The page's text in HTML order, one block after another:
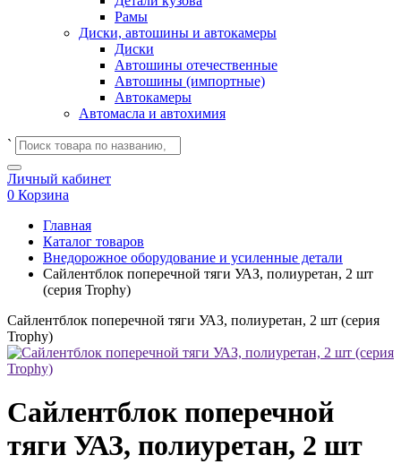
Рамы
Диски, автошины и автокамеры
Диски
Автошины отечественные
Автошины (импортные)
Автокамеры
Автомасла и автохимия
`
Личный кабинет
0 Корзина
Главная
Каталог товаров
Внедорожное оборудование и усиленные детали
Сайлентблок поперечной тяги УАЗ, полиуретан, 2 шт
(серия Trophy)
Сайлентблок поперечной тяги УАЗ, полиуретан, 2 шт (серия
Trophy)
Сайлентблок поперечной
тяги УАЗ, полиуретан, 2 шт